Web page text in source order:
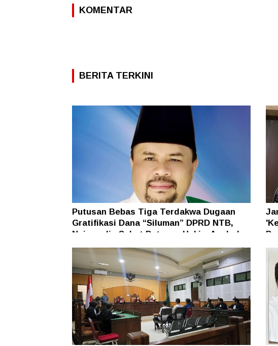
KOMENTAR
BERITA TERKINI
Putusan Bebas Tiga Terdakwa Dugaan
Gratifikasi Dana “Siluman” DPRD NTB,
Najamudin Sebut Putusan Hakim Aneh dan
Ganjil